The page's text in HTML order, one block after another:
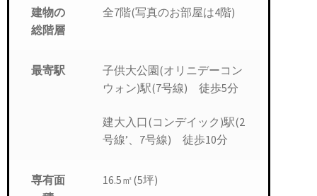
建物の
総階層
全7階(写真のお部屋は4階)
最寄駅
子供大公園(オリニデーコン
ウォン)駅(7号線) 徒歩5分
建大入口(コンデイック)駅(2
号線’、7号線) 徒歩10分
専有面
16.5㎡(5坪)